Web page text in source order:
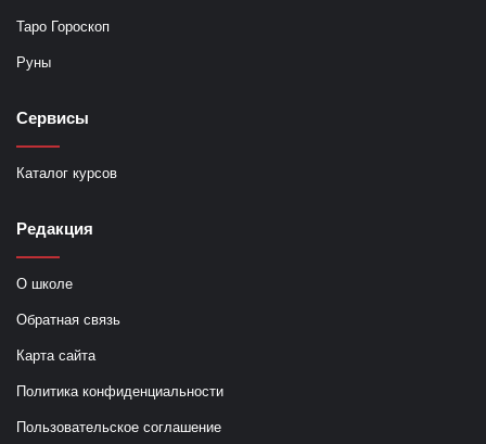
Таро Гороскоп
Руны
Сервисы
Каталог курсов
Редакция
О школе
Обратная связь
Карта сайта
Политика конфиденциальности
Пользовательское соглашение